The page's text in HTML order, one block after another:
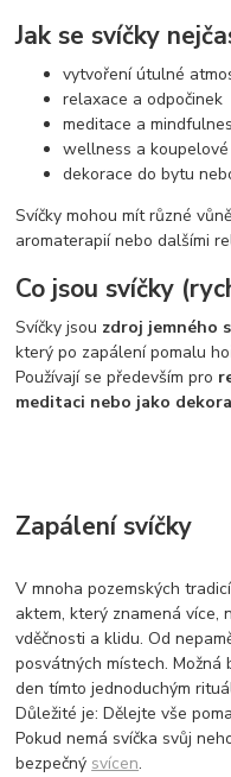
Jak se svíčky
vytvoření útulné
relaxace a odpočinek
meditace a
wellness a
dekorace do bytu
Svíčky mohou mít různé
aromaterapií nebo dalšími
Co jsou svíčky
Svíčky jsou zdroj jemného
který po zapálení pomalu
Používají se především pro
meditaci nebo jako
Zapálení svíčky
V mnoha pozemských
aktem, který znamená více,
vděčnosti a klidu. Od
posvátných místech.
den tímto jednoduchým
Důležité je: Dělejte vše
Pokud nemá svíčka svůj
bezpečný svícen.